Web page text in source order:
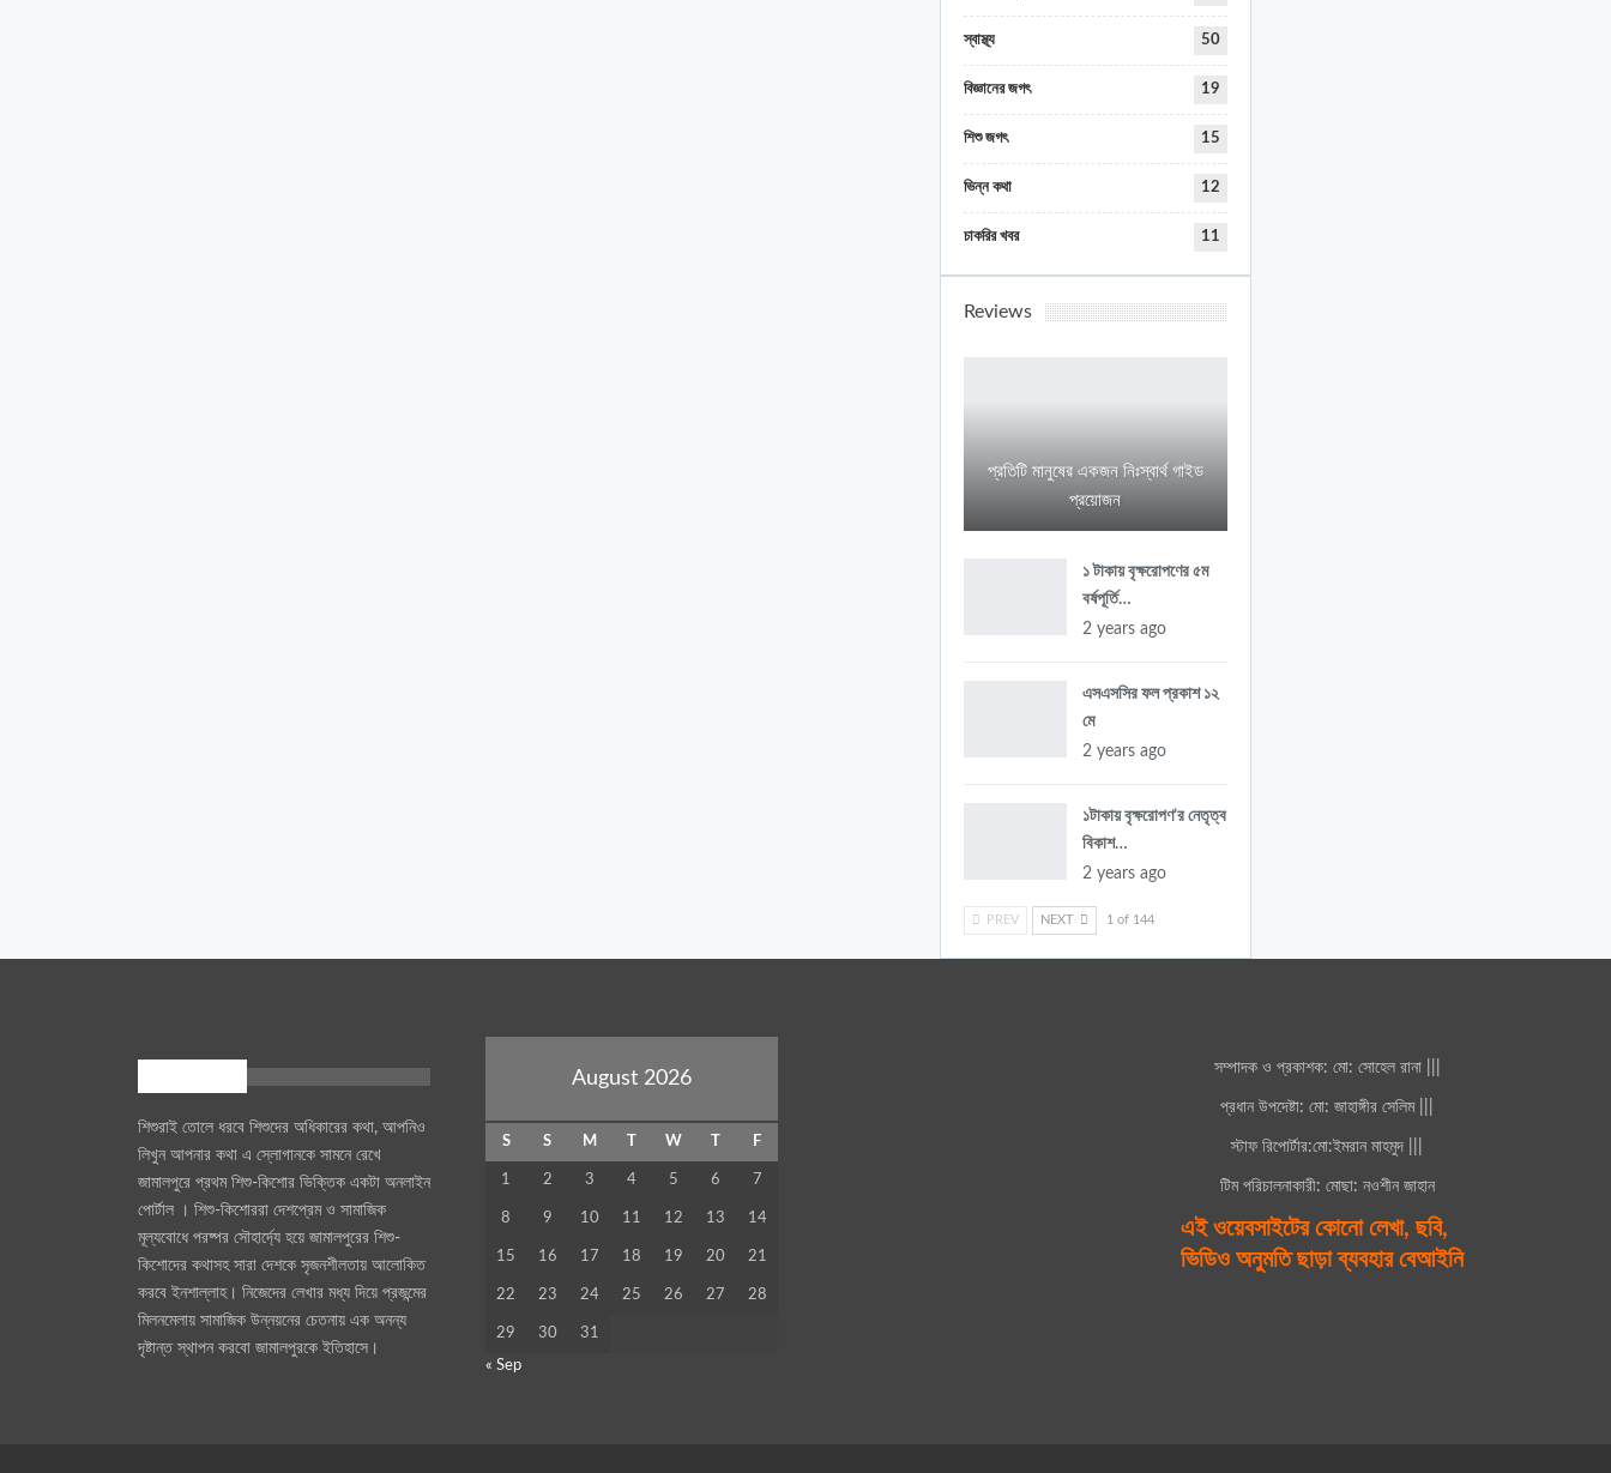
স্বাস্থ্য 50
বিজ্ঞানের জগৎ 19
শিশু জগৎ 15
ভিন্ন কথা 12
চাকরির খবর 11
Reviews
প্রতিটি মানুষের একজন নিঃস্বার্থ গাইড
প্রয়োজন
১ টাকায় বৃক্ষরোপণের ৫ম
বর্ষপূর্তি…
2 years ago
এসএসসির ফল প্রকাশ ১২
মে
2 years ago
১টাকায় বৃক্ষরোপণ’র নেতৃত্ব
বিকাশ…
2 years ago
PREV NEXT 1 of 144
শিশুরাই তোলে ধরবে শিশুদের অধিকারের কথা, আপনিও
লিখুন আপনার কথা এ স্লোগানকে সামনে রেখে
জামালপুরে প্রথম শিশু-কিশোর ভিক্তিক একটা অনলাইন
পোর্টাল । শিশু-কিশোররা দেশপ্রেম ও সামাজিক
মূল্যবোধে পরষ্পর সৌহার্দ্যে হয়ে জামালপুরের শিশু-
কিশোদের কথাসহ সারা দেশকে সৃজনশীলতায় আলোকিত
করবে ইনশাল্লাহ। নিজেদের লেখার মধ্য দিয়ে প্রজন্মের
মিলনমেলায় সামাজিক উন্নয়নের চেতনায় এক অনন্য
দৃষ্টান্ত স্থাপন করবো জামালপুরকে ইতিহাসে।
August 2026
S S M W F
1 2 3 4 5 6 7
8 9 10 11 12 13 14
15 16 17 18 19 20 21
22 23 24 25 26 27 28
29 30 31
« Sep
সম্পাদক ও প্রকাশক: মো: সোহেল রানা |||
প্রধান উপদেষ্টা: মো: জাহাঙ্গীর সেলিম |||
স্টাফ রিপোর্টার:মো:ইমরান মাহমুদ |||
টিম পরিচালনাকারী: মোছা: নওশীন জাহান
এই ওয়েবসাইটের কোনো লেখা, ছবি,
ভিডিও অনুমতি ছাড়া ব্যবহার বেআইনি